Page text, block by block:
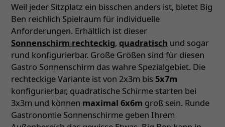
Weil jeder Sitzplatz ein bisschen anders ist, bietet Big
Ben reichlich Spielraum für individuelle
Anforderungen. Erhältlich ist dieser
Sonnenschirm rechteckig, quadratisch und sogar
rund konfigurierbar. Große Größen sind für diesen
Gastro Sonnenschirm das wahre Spezialgebiet. Die
rechteckige Variante ist von 2x3m bis 5x7m
konfigurierbar, quadratische Schirme starten bei
3x3m und können maximal 6x6m groß sein. Runde
Gastronomie Sonnenschirme geben Ihrem